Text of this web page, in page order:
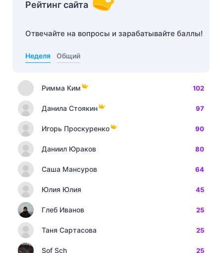
Рейтинг сайта
Отвечайте на вопросы и зарабатывайте баллы!
Неделя Общий
Римма Ким 102
Данила Стоякин 97
Игорь Проскуренко 90
Даниил Юраков 80
Саша Мансуров 64
Юлия Юлия 45
Глеб Иванов 25
Таня Сартасова 25
Sof Sch 25